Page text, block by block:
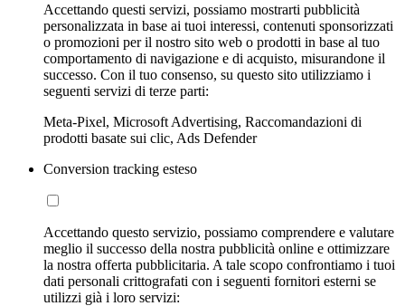
Accettando questi servizi, possiamo mostrarti pubblicità
personalizzata in base ai tuoi interessi, contenuti sponsorizzati
o promozioni per il nostro sito web o prodotti in base al tuo
comportamento di navigazione e di acquisto, misurandone il
successo. Con il tuo consenso, su questo sito utilizziamo i
seguenti servizi di terze parti:
Meta-Pixel, Microsoft Advertising, Raccomandazioni di
prodotti basate sui clic, Ads Defender
Conversion tracking esteso
Accettando questo servizio, possiamo comprendere e valutare
meglio il successo della nostra pubblicità online e ottimizzare
la nostra offerta pubblicitaria. A tale scopo confrontiamo i tuoi
dati personali crittografati con i seguenti fornitori esterni se
utilizzi già i loro servizi: